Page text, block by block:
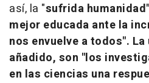
así, la "sufrida
mejor educada ante la
nos envuelve a todos".
añadido, son "los
en las ciencias una